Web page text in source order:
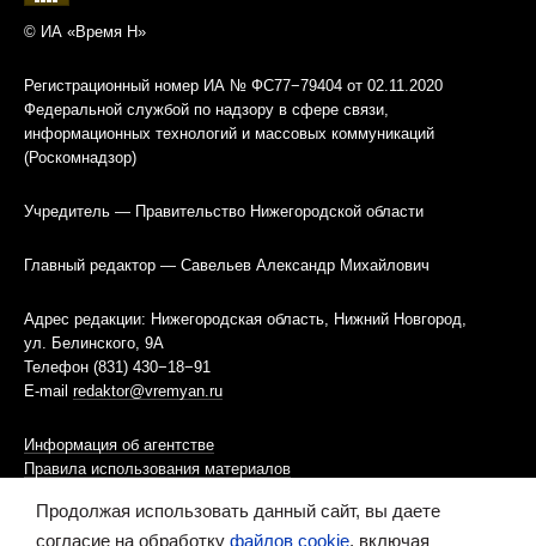
© ИА «Время Н»
Регистрационный номер ИА № ФС77−79404 от 02.11.2020
Федеральной службой по надзору в сфере связи,
информационных технологий и массовых коммуникаций
(Роскомнадзор)
Учредитель — Правительство Нижегородской области
Главный редактор — Савельев Александр Михайлович
Адрес редакции: Нижегородская область, Нижний Новгород,
ул. Белинского, 9А
Телефон (831) 430−18−91
E-mail redaktor@vremyan.ru
Информация об агентстве
Правила использования материалов
Информационная политика использования «cookies»-файлов
Продолжая использовать данный сайт, вы даете
согласие на обработку файлов cookie, включая